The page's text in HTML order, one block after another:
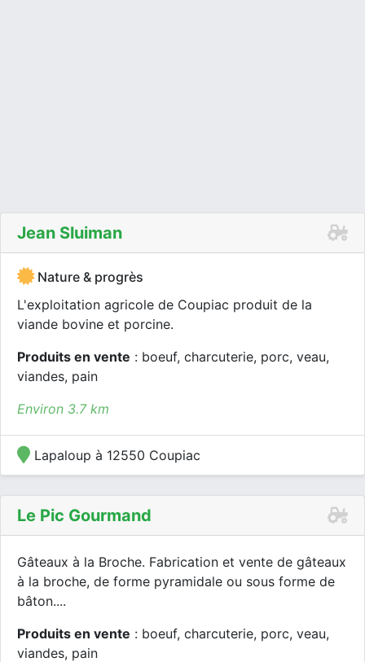
Jean Sluiman
Nature & progrès
L'exploitation agricole de Coupiac produit de la
viande bovine et porcine.
Produits en vente : boeuf, charcuterie, porc, veau,
viandes, pain
Environ 3.7 km
Lapaloup à 12550 Coupiac
Le Pic Gourmand
Gâteaux à la Broche. Fabrication et vente de gâteaux
à la broche, de forme pyramidale ou sous forme de
bâton....
Produits en vente : boeuf, charcuterie, porc, veau,
viandes, pain